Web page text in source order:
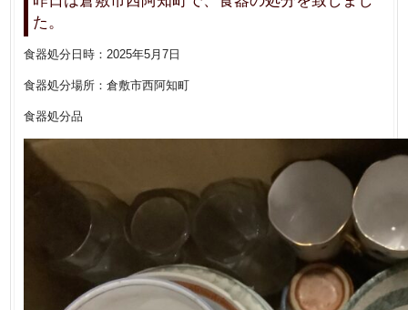
た。
食器処分日時：2025年5月7日
食器処分場所：倉敷市西阿知町
食器処分品